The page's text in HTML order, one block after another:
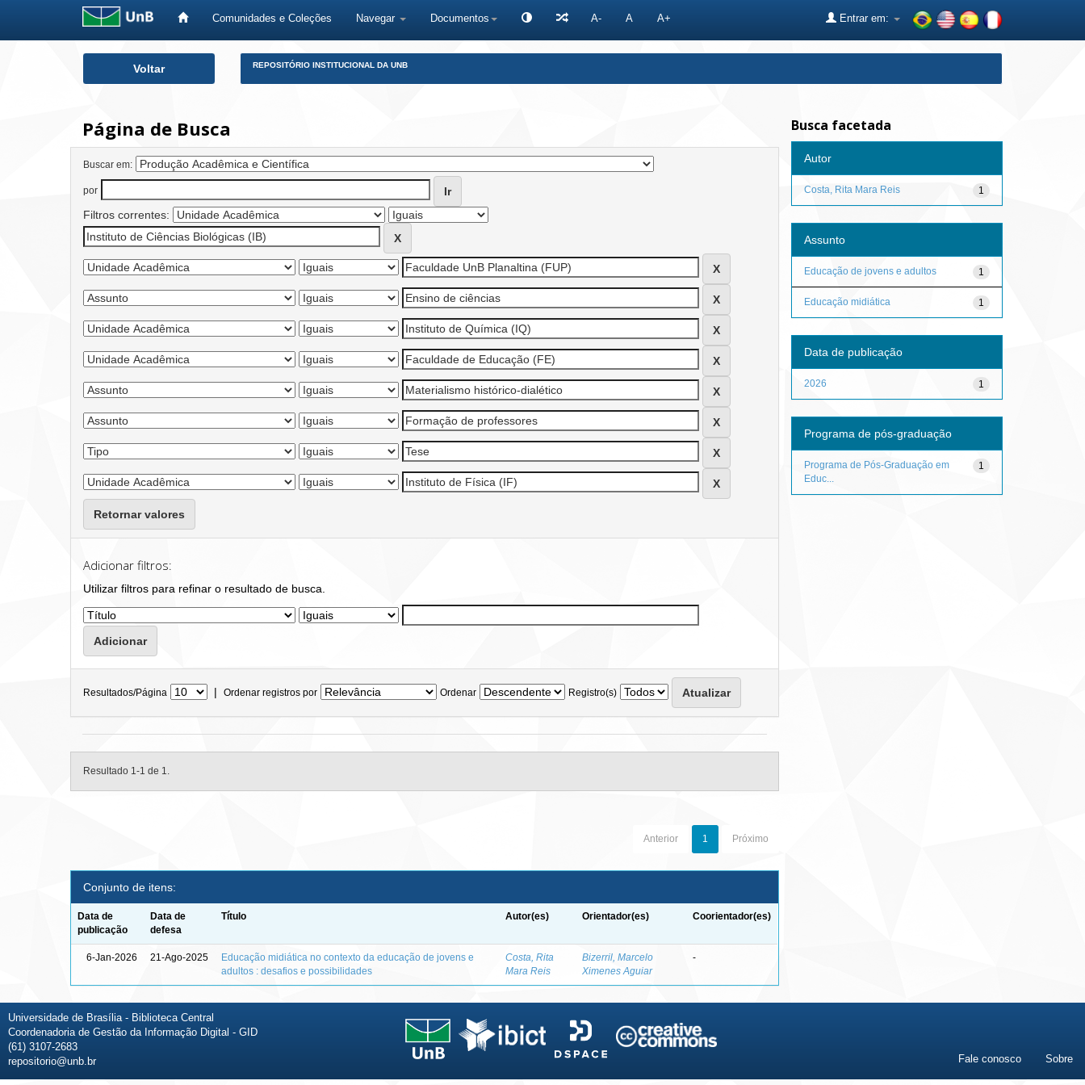
Comunidades e Coleções Navegar Documentos A- A A+ Entrar em:
Voltar REPOSITÓRIO INSTITUCIONAL DA UNB
Página de Busca
Buscar em:
por
Filtros correntes:
Retornar valores
Adicionar filtros:
Utilizar filtros para refinar o resultado de busca.
Resultados/Página | Ordenar registros por Ordenar Registro(s)
Resultado 1-1 de 1.
Anterior 1 Próximo
Conjunto de itens:
Data de
publicação
Data de
defesa
Título Autor(es) Orientador(es) Coorientador(es)
6-Jan-2026 21-Ago-2025
Educação midiática no contexto da educação de jovens e
adultos : desafios e possibilidades
Costa, Rita
Mara Reis
Bizerril, Marcelo
Ximenes Aguiar
-
Busca facetada
Autor
1
Costa, Rita Mara Reis
Assunto
1
Educação de jovens e adultos
1
Educação midiática
Data de publicação
1
2026
Programa de pós-graduação
1
Programa de Pós-Graduação em
Educ...
Universidade de Brasília - Biblioteca Central
Coordenadoria de Gestão da Informação Digital - GID
(61) 3107-2683
repositorio@unb.br
Fale conosco Sobre